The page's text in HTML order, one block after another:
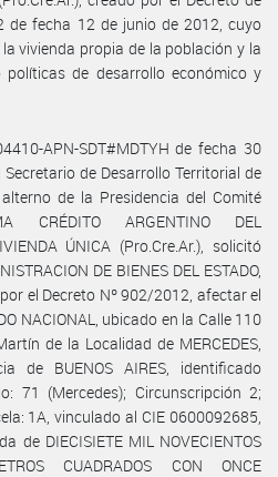
de fecha 12 de junio de 2012, cuyo
vivienda propia de la población y la
de desarrollo económico y
APN-SDT#MDTYH de fecha 30
de Desarrollo Territorial de
de la Presidencia del Comité
CRÉDITO ARGENTINO DEL
ÚNICA (Pro.Cre.Ar.), solicitó
DE BIENES DEL ESTADO,
el Decreto Nº 902/2012, afectar el
NACIONAL, ubicado en la Calle 110
de la Localidad de MERCEDES,
de BUENOS AIRES, identificado
71 (Mercedes); Circunscripción 2;
1A, vinculado al CIE 0600092685,
de DIECISIETE MIL NOVECIENTOS
CUADRADOS CON ONCE